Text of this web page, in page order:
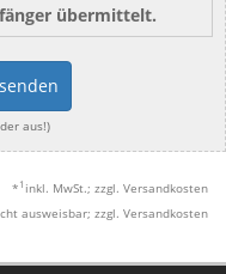
übermittelt.
aus!)
* 1 inkl. MwSt.; zzgl. Versandkosten
ausweisbar; zzgl. Versandkosten